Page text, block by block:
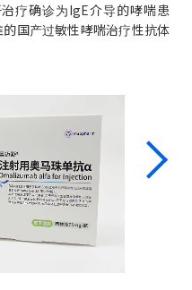
疗确诊为IgE介导的哮喘患
国产过敏性哮喘治疗性抗体